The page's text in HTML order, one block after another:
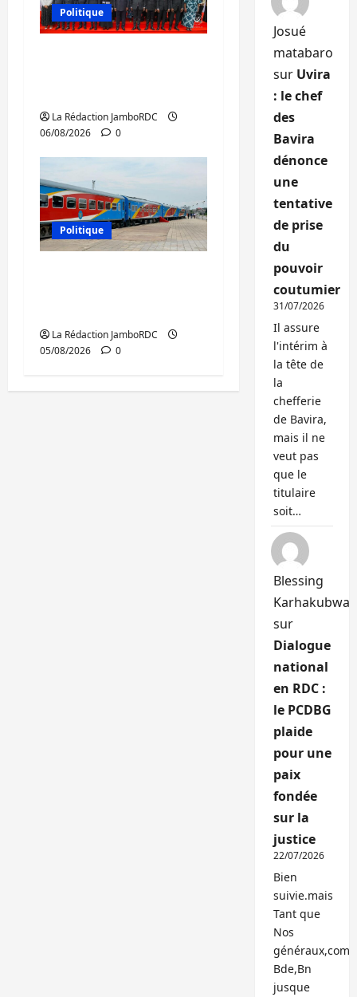
Politique
La Rédaction JamboRDC
06/08/2026
0
Politique
La Rédaction JamboRDC
05/08/2026
0
Josué
matabaro
sur Uvira
: le chef
des
Bavira
dénonce
une
tentative
de prise
du
pouvoir
coutumier
31/07/2026
Il assure
l'intérim à
la tête de
la
chefferie
de Bavira,
mais il ne
veut pas
que le
titulaire
soit…
Blessing
Karhakubwa
sur
Dialogue
national
en RDC :
le PCDBG
plaide
pour une
paix
fondée
sur la
justice
22/07/2026
Bien
suivie.mais
Tant que
Nos
généraux,com
Bde,Bn
jusque